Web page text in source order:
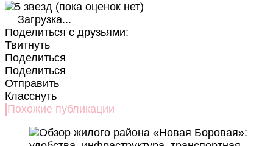
(пока оценок нет)
Загрузка...
Поделиться с друзьями:
Твитнуть
Поделиться
Поделиться
Отправить
Класснуть
Похожие публикации